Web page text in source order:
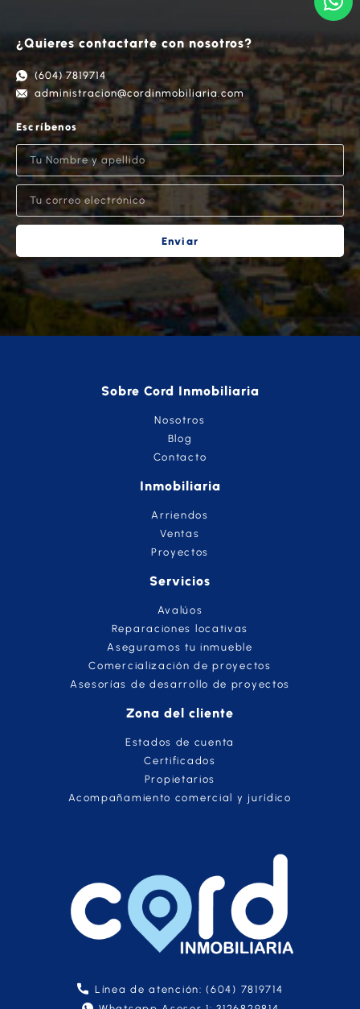
¿Quieres contactarte con nosotros?
(604) 7819714
administracion@cordinmobiliaria.com
Escríbenos
Enviar
Sobre Cord Inmobiliaria
Nosotros
Blog
Contacto
Inmobiliaria
Arriendos
Ventas
Proyectos
Servicios
Avalúos
Reparaciones locativas
Aseguramos tu inmueble
Comercialización de proyectos
Asesorías de desarrollo de proyectos
Zona del cliente
Estados de cuenta
Certificados
Propietarios
Acompañamiento comercial y jurídico
Línea de atención: (604) 7819714